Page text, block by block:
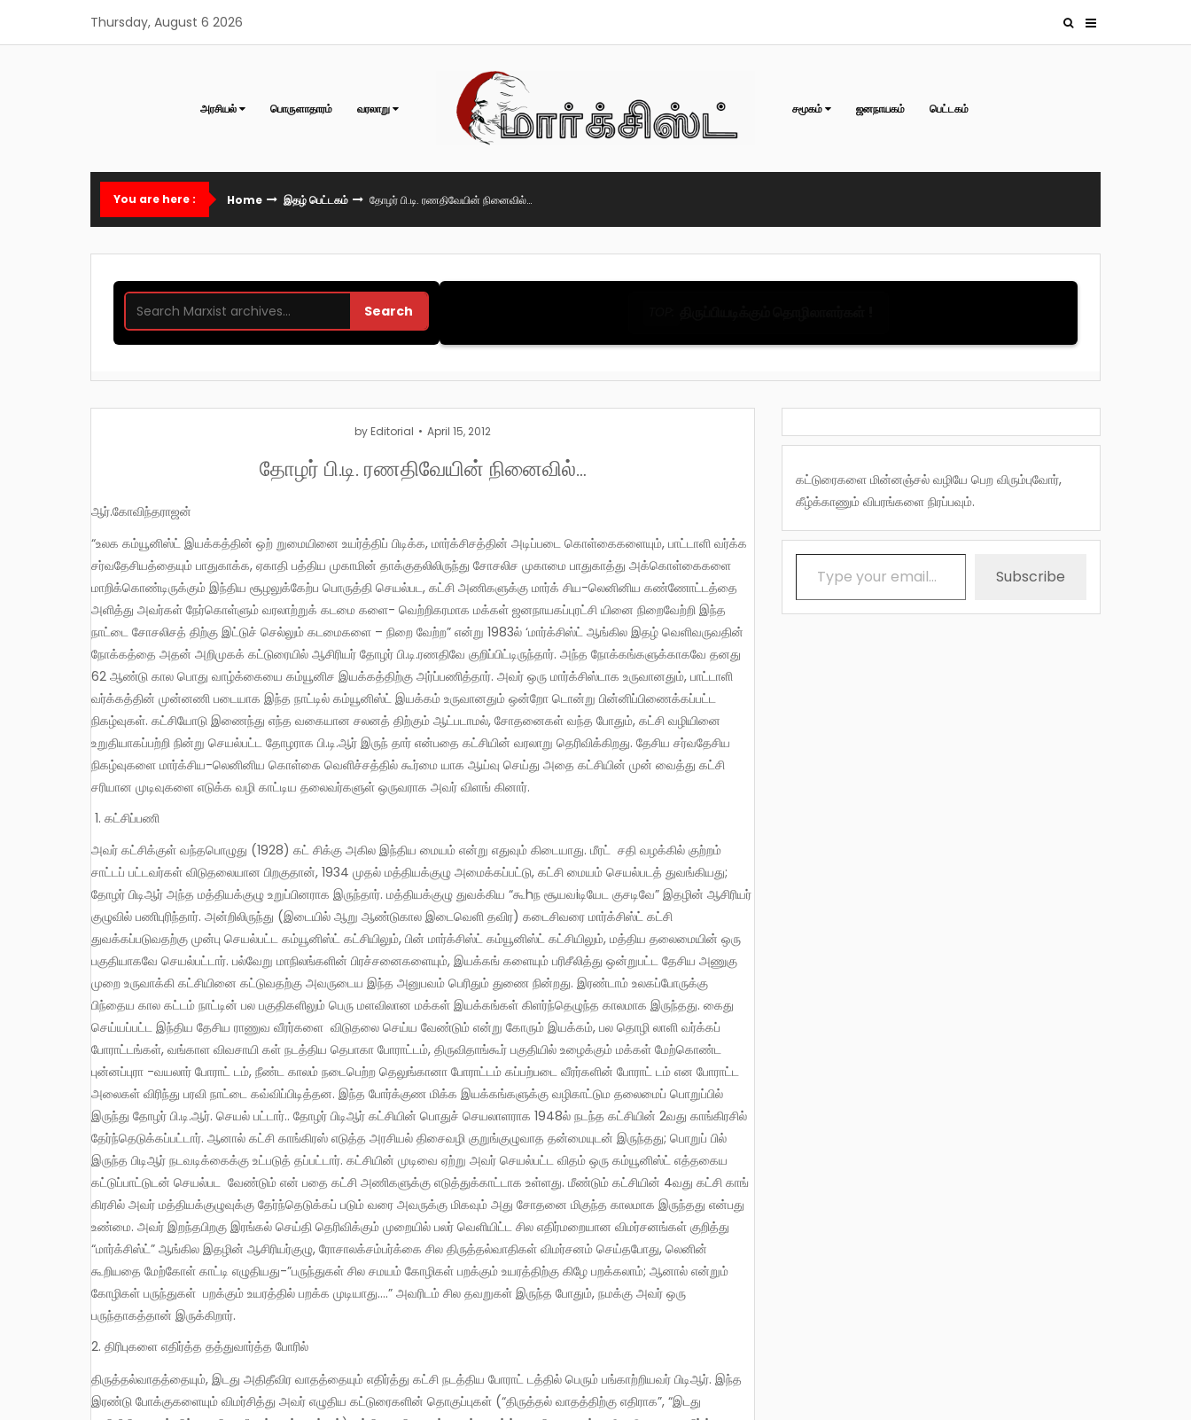
content
Thursday, August 6 2026
அரசியல் பொருளாதாரம் வரலாறு சமூகம் ஜனநாயகம் பெட்டகம்
You are here : Home இதழ் பெட்டகம் தோழர் பி.டி. ரணதிவேயின் நினைவில்…
Search
by Editorial April 15, 2012
தோழர் பி.டி. ரணதிவேயின் நினைவில்…
ஆர்.கோவிந்தராஜன்
“உலக கம்யூனிஸ்ட் இயக்கத்தின் ஒற் றுமையினை உயர்த்திப் பிடிக்க, மார்க்சிசத்தின் அடிப்படை கொள்கைகளையும், பாட்டாளி வர்க்க
சர்வதேசியத்தையும் பாதுகாக்க, ஏகாதி பத்திய முகாமின் தாக்குதலிலிருந்து சோசலிச முகாமை பாதுகாத்து அக்கொள்கைகளை
மாறிக்கொண்டிருக்கும் இந்திய சூழலுக்கேற்ப பொருத்தி செயல்பட, கட்சி அணிகளுக்கு மார்க் சிய-லெனினிய கண்ணோட்டத்தை
அளித்து அவர்கள் நேர்கொள்ளும் வரலாற்றுக் கடமை களை- வெற்றிகரமாக மக்கள் ஜனநாயகப்புரட்சி யினை நிறைவேற்றி இந்த
நாட்டை சோசலிசத் திற்கு இட்டுச் செல்லும் கடமைகளை – நிறை வேற்ற” என்று 1983ல் ‘மார்க்சிஸ்ட் ஆங்கில இதழ் வெளிவருவதின்
நோக்கத்தை அதன் அறிமுகக் கட்டுரையில் ஆசிரியர் தோழர் பி.டி.ரணதிவே குறிப்பிட்டிருந்தார். அந்த நோக்கங்களுக்காகவே தனது
62 ஆண்டு கால பொது வாழ்க்கையை கம்யூனிச இயக்கத்திற்கு அர்ப்பணித்தார். அவர் ஒரு மார்க்சிஸ்டாக உருவானதும், பாட்டாளி
வர்க்கத்தின் முன்னணி படையாக இந்த நாட்டில் கம்யூனிஸ்ட் இயக்கம் உருவானதும் ஒன்றோ டொன்று பின்னிப்பிணைக்கப்பட்ட
நிகழ்வுகள். கட்சியோடு இணைந்து எந்த வகையான சலனத் திற்கும் ஆட்படாமல், சோதனைகள் வந்த போதும், கட்சி வழியினை
உறுதியாகப்பற்றி நின்று செயல்பட்ட தோழராக பி.டி.ஆர் இருந் தார் என்பதை கட்சியின் வரலாறு தெரிவிக்கிறது. தேசிய சர்வதேசிய
நிகழ்வுகளை மார்க்சிய-லெனினிய கொள்கை வெளிச்சத்தில் கூர்மை யாக ஆய்வு செய்து அதை கட்சியின் முன் வைத்து கட்சி
சரியான முடிவுகளை எடுக்க வழி காட்டிய தலைவர்களுள் ஒருவராக அவர் விளங் கினார்.
கட்சிப்பணி
அவர் கட்சிக்குள் வந்தபொழுது (1928) கட் சிக்கு அகில இந்திய மையம் என்று எதுவும் கிடையாது. மீரட் சதி வழக்கில் குற்றம்
சாட்டப் பட்டவர்கள் விடுதலையான பிறகுதான், 1934 முதல் மத்தியக்குழு அமைக்கப்பட்டு, கட்சி மையம் செயல்படத் துவங்கியது;
தோழர் பிடிஆர் அந்த மத்தியக்குழு உறுப்பினராக இருந்தார். மத்தியக்குழு துவக்கிய “கூhந சூயவiடியேட குசடிவே” இதழின் ஆசிரியர்
குழுவில் பணிபுரிந்தார். அன்றிலிருந்து (இடையில் ஆறு ஆண்டுகால இடைவெளி தவிர) கடைசிவரை மார்க்சிஸ்ட் கட்சி
துவக்கப்படுவதற்கு முன்பு செயல்பட்ட கம்யூனிஸ்ட் கட்சியிலும், பின் மார்க்சிஸ்ட் கம்யூனிஸ்ட் கட்சியிலும், மத்திய தலைமையின் ஒரு
பகுதியாகவே செயல்பட்டார். பல்வேறு மாநிலங்களின் பிரச்சனைகளையும், இயக்கங் களையும் பரிசீலித்து ஒன்றுபட்ட தேசிய அணுகு
முறை உருவாக்கி கட்சியினை கட்டுவதற்கு அவருடைய இந்த அனுபவம் பெரிதும் துணை நின்றது. இரண்டாம் உலகப்போருக்கு
பிந்தைய கால கட்டம் நாட்டின் பல பகுதிகளிலும் பெரு மளவிலான மக்கள் இயக்கங்கள் கிளர்ந்தெழுந்த காலமாக இருந்தது. கைது
செய்யப்பட்ட இந்திய தேசிய ராணுவ வீரர்களை விடுதலை செய்ய வேண்டும் என்று கோரும் இயக்கம், பல தொழி லாளி வர்க்கப்
போராட்டங்கள், வங்காள விவசாயி கள் நடத்திய தெபாகா போராட்டம், திருவிதாங்கூர் பகுதியில் உழைக்கும் மக்கள் மேற்கொண்ட
புன்னப்புரா -வயலார் போராட் டம், நீண்ட காலம் நடைபெற்ற தெலுங்கானா போராட்டம் கப்பற்படை வீரர்களின் போராட் டம் என போராட்ட
அலைகள் விரிந்து பரவி நாட்டை கவ்விப்பிடித்தன. இந்த போர்க்குண மிக்க இயக்கங்களுக்கு வழிகாட்டும தலைமைப் பொறுப்பில்
இருந்து தோழர் பி.டி.ஆர். செயல் பட்டார்.. தோழர் பிடிஆர் கட்சியின் பொதுச் செயலாளராக 1948ல் நடந்த கட்சியின் 2வது காங்கிரசில்
தேர்ந்தெடுக்கப்பட்டார். ஆனால் கட்சி காங்கிரஸ் எடுத்த அரசியல் திசைவழி குறுங்குழுவாத தன்மையுடன் இருந்தது; பொறுப் பில்
இருந்த பிடிஆர் நடவடிக்கைக்கு உட்படுத் தப்பட்டார். கட்சியின் முடிவை ஏற்று அவர் செயல்பட்ட விதம் ஒரு கம்யூனிஸ்ட் எத்தகைய
கட்டுப்பாட்டுடன் செயல்பட வேண்டும் என் பதை கட்சி அணிகளுக்கு எடுத்துக்காட்டாக உள்ளது. மீண்டும் கட்சியின் 4வது கட்சி காங்
கிரசில் அவர் மத்தியக்குழுவுக்கு தேர்ந்தெடுக்கப் படும் வரை அவருக்கு மிகவும் அது சோதனை மிகுந்த காலமாக இருந்தது என்பது
உண்மை. அவர் இறந்தபிறகு இரங்கல் செய்தி தெரிவிக்கும் முறையில் பலர் வெளியிட்ட சில எதிர்மறையான விமர்சனங்கள் குறித்து
“மார்க்சிஸ்ட்” ஆங்கில இதழின் ஆசிரியர்குழு, ரோசாலக்சம்பர்க்கை சில திருத்தல்வாதிகள் விமர்சனம் செய்தபோது, லெனின்
கூறியதை மேற்கோள் காட்டி எழுதியது-”பருந்துகள் சில சமயம் கோழிகள் பறக்கும் உயரத்திற்கு கிழே பறக்கலாம்; ஆனால் என்றும்
கோழிகள் பருந்துகள் பறக்கும் உயரத்தில் பறக்க முடியாது….” அவரிடம் சில தவறுகள் இருந்த போதும், நமக்கு அவர் ஒரு
பருந்தாகத்தான் இருக்கிறார்.
திரிபுகளை எதிர்த்த தத்துவார்த்த போரில்
திருத்தல்வாதத்தையும், இடது அதிதீவிர வாதத்தையும் எதிர்த்து கட்சி நடத்திய போராட் டத்தில் பெரும் பங்காற்றியவர் பிடிஆர். இந்த
இரண்டு போக்குகளையும் விமர்சித்து அவர் எழுதிய கட்டுரைகளின் தொகுப்புகள் (“திருத்தல் வாதத்திற்கு எதிராக”, “இடது
கட்டுரைகளை மின்னஞ்சல் வழியே பெற விரும்புவோர்,
கீழ்க்காணும் விபரங்களை நிரப்பவும்.
Type your email…
Subscribe